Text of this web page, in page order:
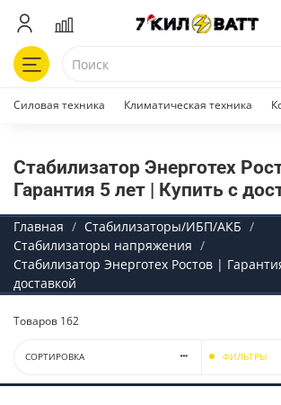
Силовая техника Климатическая техника
Стабилизатор Энерготех
Гарантия 5 лет | Купить с
Главная
Стабилизаторы/ИБП/АКБ
Стабилизаторы напряжения
Стабилизатор Энерготех Ростов |
доставкой
Товаров 162
СОРТИРОВКА ФИЛЬТРЫ